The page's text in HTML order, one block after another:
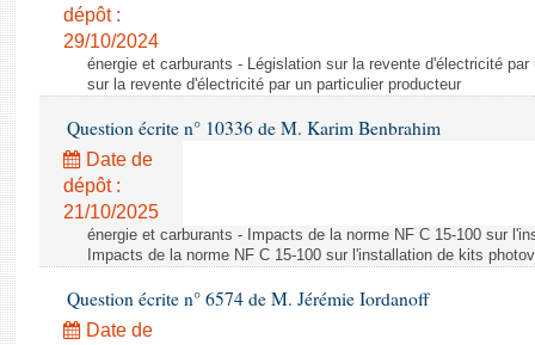
dépôt :
29/10/2024
énergie et carburants - Législation sur la revente d'électricité
sur la revente d'électricité par un particulier producteur
Question écrite n° 10336 de M. Karim Benbrahim
Date de
dépôt :
21/10/2025
énergie et carburants - Impacts de la norme NF C 15-100 sur
Impacts de la norme NF C 15-100 sur l'installation de kits
Question écrite n° 6574 de M. Jérémie Iordanoff
Date de